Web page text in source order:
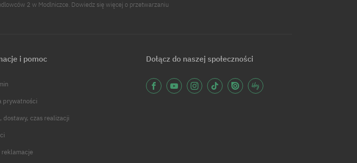
2 w Modlniczce. Dowiedz się więcej o przetwarzaniu
i pomoc
prywatności
dostawy, czas realizacji
reklamacje
Dołącz do naszej społeczności